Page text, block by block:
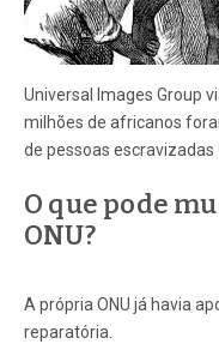
Universal Images Group
milhões de africanos
de pessoas escravizadas
O que pode
ONU?
A própria ONU já havia
reparatória.